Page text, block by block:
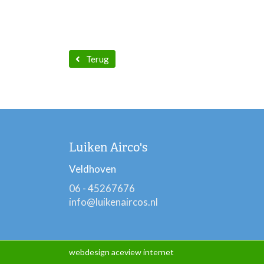
Terug
Luiken Airco's
Veldhoven
06 - 45267676
info@luikenaircos.nl
webdesign aceview internet